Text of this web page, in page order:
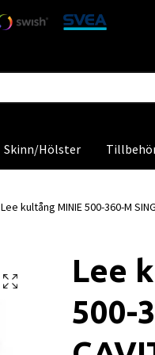
Skinn/Hölster
Lee kultång MINIE 500-360-M
Lee
500-